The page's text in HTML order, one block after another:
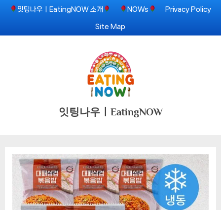
Skip
content
잇팅나우ㅣEatingNOW 소개 NOWs Privacy Policy
Site Map
잇팅나우ㅣEatingNOW